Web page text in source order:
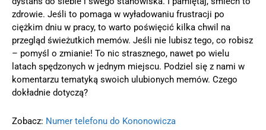
zdrowie. Jeśli to pomaga w wyładowaniu frustracji po
ciężkim dniu w pracy, to warto poświęcić kilka chwil na
przegląd świeżutkich memów. Jeśli nie lubisz tego, co robisz
– pomyśl o zmianie! To nic strasznego, nawet po wielu
latach spędzonych w jednym miejscu. Podziel się z nami w
komentarzu tematyką swoich ulubionych memów. Czego
dokładnie dotyczą?
Zobacz: Numer telefonu do Kononowicza